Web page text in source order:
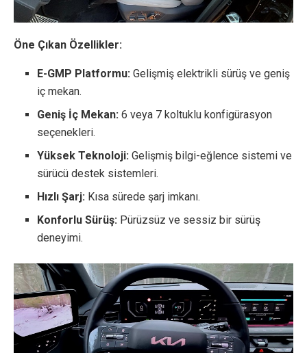
Öne Çıkan Özellikler:
E-GMP Platformu: Gelişmiş elektrikli sürüş ve geniş
iç mekan.
Geniş İç Mekan: 6 veya 7 koltuklu konfigürasyon
seçenekleri.
Yüksek Teknoloji: Gelişmiş bilgi-eğlence sistemi ve
sürücü destek sistemleri.
Hızlı Şarj: Kısa sürede şarj imkanı.
Konforlu Sürüş: Pürüzsüz ve sessiz bir sürüş
deneyimi.